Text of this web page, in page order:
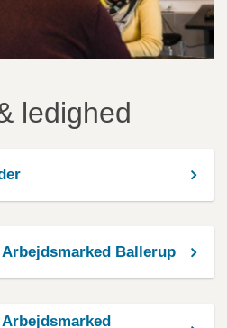
ledighed
Ballerup